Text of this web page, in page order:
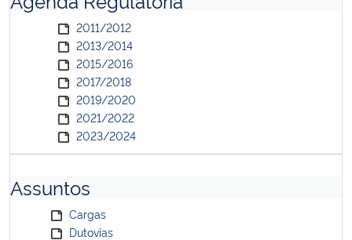
2011/2012
2013/2014
2015/2016
2017/2018
2019/2020
2021/2022
2023/2024
Assuntos
Cargas
Dutovias